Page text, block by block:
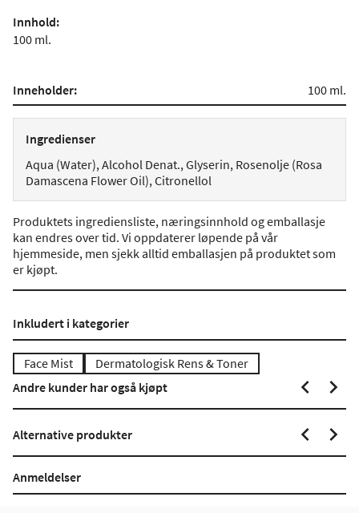
Innhold:
100 ml.
Inneholder: 100 ml.
Ingredienser
Aqua (Water), Alcohol Denat., Glyserin, Rosenolje (Rosa
Damascena Flower Oil), Citronellol
Produktets ingrediensliste, næringsinnhold og emballasje
kan endres over tid. Vi oppdaterer løpende på vår
hjemmeside, men sjekk alltid emballasjen på produktet som
er kjøpt.
Inkludert i kategorier
Face Mist
Dermatologisk Rens & Toner
Andre kunder har også kjøpt
Alternative produkter
Anmeldelser